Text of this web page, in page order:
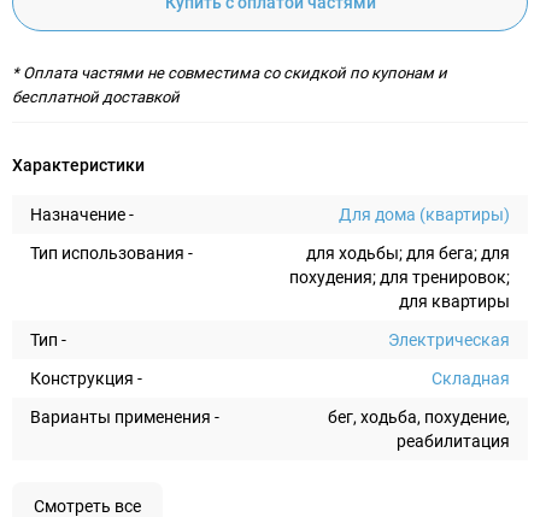
* Оплата частями не совместима со скидкой по купонам и
бесплатной доставкой
Характеристики
Назначение -
Для дома (квартиры)
Тип использования -
для ходьбы; для бега; для
похудения; для тренировок;
для квартиры
Тип -
Электрическая
Конструкция -
Складная
Варианты применения -
бег, ходьба, похудение,
реабилитация
Смотреть все